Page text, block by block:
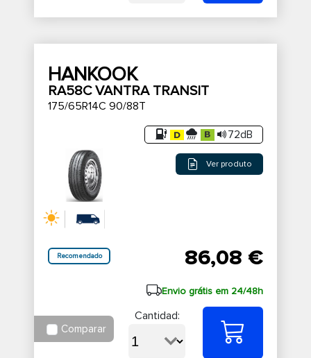
HANKOOK
RA58C VANTRA TRANSIT
175/65R14C 90/88T
72dB
Ver produto
Recomendado 86,08 €
Envio grátis em 24/48h
Comparar
Cantidad: